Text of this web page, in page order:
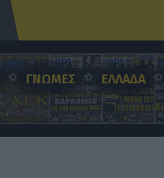
ΓΝΩΜΕΣ ΕΛΛΑΔΑ